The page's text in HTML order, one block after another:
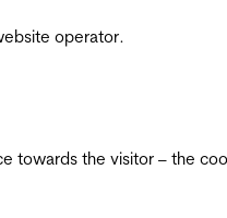
operator.
towards the visitor – the